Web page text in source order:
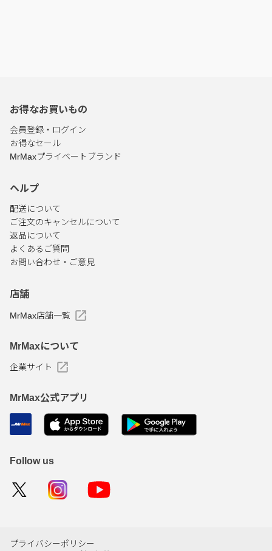
お得なお買いもの
会員登録・ログイン
お得なセール
MrMaxプライベートブランド
ヘルプ
配送について
ご注文のキャンセルについて
返品について
よくあるご質問
お問い合わせ・ご意見
店舗
MrMax店舗一覧
MrMaxについて
企業サイト
MrMax公式アプリ
Follow us
プライバシーポリシー